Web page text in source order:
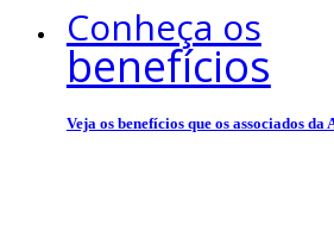
Conheça os
benefícios
Veja os benefícios que os associados da